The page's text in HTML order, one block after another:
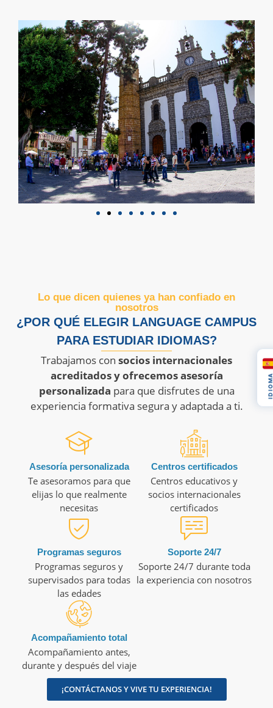
Lo que dicen quienes ya han confiado en
nosotros
¿POR QUÉ ELEGIR LANGUAGE CAMPUS
PARA ESTUDIAR IDIOMAS?
Trabajamos con socios internacionales
acreditados y ofrecemos asesoría
personalizada para que disfrutes de una
experiencia formativa segura y adaptada a ti.
Asesoría personalizada
Te asesoramos para que
elijas lo que realmente
necesitas
Centros certificados
Centros educativos y
socios internacionales
certificados
Programas seguros
Programas seguros y
supervisados para todas
las edades
Soporte 24/7
Soporte 24/7 durante toda
la experiencia con nosotros
Acompañamiento total
Acompañamiento antes,
durante y después del viaje
¡CONTÁCTANOS Y VIVE TU EXPERIENCIA!
IDIOMA